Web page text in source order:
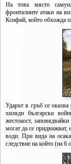
На това място
фронталните атаки на
Ксифий, който обхожда
Ударът в гръб се
хиляди български
жестокост,
могат да се придвижват,
води. При вида на
следствие на който (на